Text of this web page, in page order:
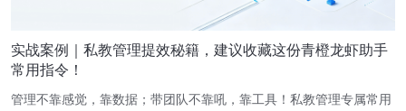
实战案例｜私教管理提效秘籍，建议收藏这份青橙龙虾助手
常用指令！
管理不靠感觉，靠数据；带团队不靠吼，靠工具！私教管理专属常用